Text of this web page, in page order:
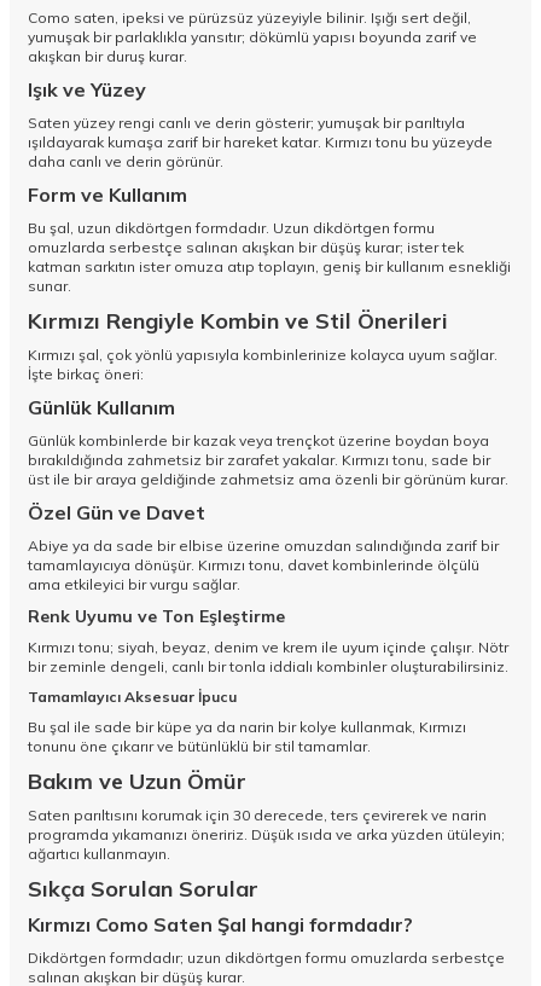
Como saten, ipeksi ve pürüzsüz yüzeyiyle bilinir. Işığı sert değil,
yumuşak bir parlaklıkla yansıtır; dökümlü yapısı boyunda zarif ve
akışkan bir duruş kurar.
Işık ve Yüzey
Saten yüzey rengi canlı ve derin gösterir; yumuşak bir parıltıyla
ışıldayarak kumaşa zarif bir hareket katar. Kırmızı tonu bu yüzeyde
daha canlı ve derin görünür.
Form ve Kullanım
Bu şal, uzun dikdörtgen formdadır. Uzun dikdörtgen formu
omuzlarda serbestçe salınan akışkan bir düşüş kurar; ister tek
katman sarkıtın ister omuza atıp toplayın, geniş bir kullanım esnekliği
sunar.
Kırmızı Rengiyle Kombin ve Stil Önerileri
Kırmızı şal, çok yönlü yapısıyla kombinlerinize kolayca uyum sağlar.
İşte birkaç öneri:
Günlük Kullanım
Günlük kombinlerde bir kazak veya trençkot üzerine boydan boya
bırakıldığında zahmetsiz bir zarafet yakalar. Kırmızı tonu, sade bir
üst ile bir araya geldiğinde zahmetsiz ama özenli bir görünüm kurar.
Özel Gün ve Davet
Abiye ya da sade bir elbise üzerine omuzdan salındığında zarif bir
tamamlayıcıya dönüşür. Kırmızı tonu, davet kombinlerinde ölçülü
ama etkileyici bir vurgu sağlar.
Renk Uyumu ve Ton Eşleştirme
Kırmızı tonu; siyah, beyaz, denim ve krem ile uyum içinde çalışır. Nötr
bir zeminle dengeli, canlı bir tonla iddialı kombinler oluşturabilirsiniz.
Tamamlayıcı Aksesuar İpucu
Bu şal ile sade bir küpe ya da narin bir kolye kullanmak, Kırmızı
tonunu öne çıkarır ve bütünlüklü bir stil tamamlar.
Bakım ve Uzun Ömür
Saten parıltısını korumak için 30 derecede, ters çevirerek ve narin
programda yıkamanızı öneririz. Düşük ısıda ve arka yüzden ütüleyin;
ağartıcı kullanmayın.
Sıkça Sorulan Sorular
Kırmızı Como Saten Şal hangi formdadır?
Dikdörtgen formdadır; uzun dikdörtgen formu omuzlarda serbestçe
salınan akışkan bir düşüş kurar.